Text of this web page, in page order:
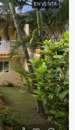
EN VENTA